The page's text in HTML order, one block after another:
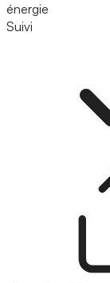
énergie
Suivi